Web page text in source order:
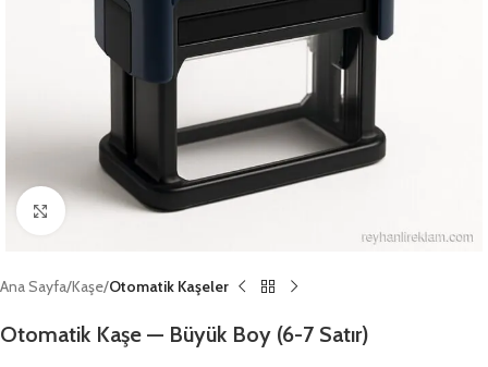
Click to enlarge
Ana Sayfa Kaşe Otomatik Kaşeler
Otomatik Kaşe — Büyük Boy (6-7 Satır)